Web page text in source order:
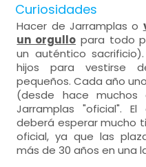
Curiosidades
Hacer de Jarramplas o
un orgullo para todo
un auténtico
hijos para vestirse
pequeños. Cada año
(desde hace
Jarramplas "oficial".
deberá esperar mucho
oficial, ya que las
más de 30 años en una